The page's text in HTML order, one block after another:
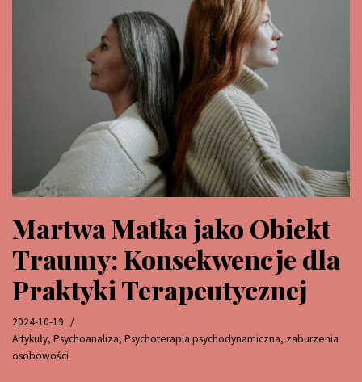
Martwa Matka jako Obiekt
Traumy: Konsekwencje dla
Praktyki Terapeutycznej
2024-10-19
Artykuły, Psychoanaliza, Psychoterapia psychodynamiczna, zaburzenia
osobowości